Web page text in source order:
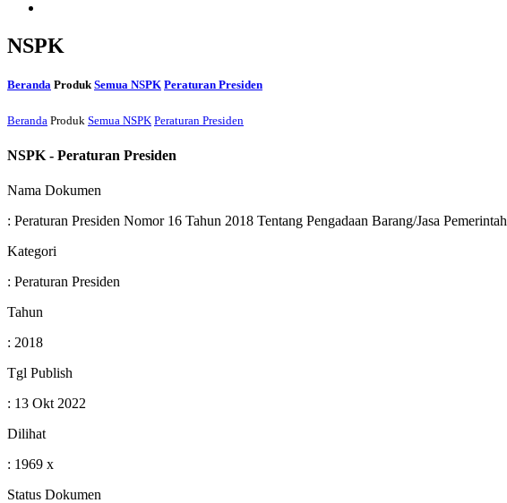
NSPK
Beranda ProdukSemua NSPK Peraturan Presiden
Beranda Produk Semua NSPK Peraturan Presiden
NSPK - Peraturan Presiden
Nama Dokumen
: Peraturan Presiden Nomor 16 Tahun 2018 Tentang Pengadaan Barang/Jasa Pemerintah
Kategori
: Peraturan Presiden
Tahun
: 2018
Tgl Publish
: 13 Okt 2022
Dilihat
: 1969 x
Status Dokumen